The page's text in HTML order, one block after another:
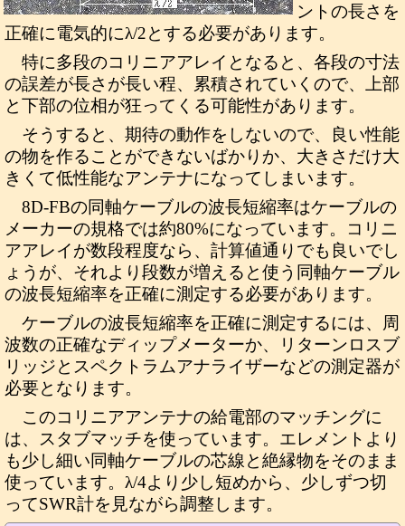
ントの長さを
正確に電気的にλ/2とする必要があります。
特に多段のコリニアアレイとなると、各段の寸法
の誤差が長さが長い程、累積されていくので、上部
と下部の位相が狂ってくる可能性があります。
そうすると、期待の動作をしないので、良い性能
の物を作ることができないばかりか、大きさだけ大
きくて低性能なアンテナになってしまいます。
8D-FBの同軸ケーブルの波長短縮率はケーブルの
メーカーの規格では約80%になっています。コリニ
アアレイが数段程度なら、計算値通りでも良いでし
ょうが、それより段数が増えると使う同軸ケーブル
の波長短縮率を正確に測定する必要があります。
ケーブルの波長短縮率を正確に測定するには、周
波数の正確なディップメーターか、リターンロスブ
リッジとスペクトラムアナライザーなどの測定器が
必要となります。
このコリニアアンテナの給電部のマッチングに
は、スタブマッチを使っています。エレメントより
も少し細い同軸ケーブルの芯線と絶縁物をそのまま
使っています。λ/4より少し短めから、少しずつ切
ってSWR計を見ながら調整します。